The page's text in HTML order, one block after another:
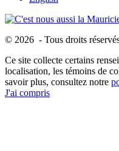
© 2026 - Tous droits
Ce site collecte certains
localisation, les témoins de
savoir plus, consultez notre
J'ai compris